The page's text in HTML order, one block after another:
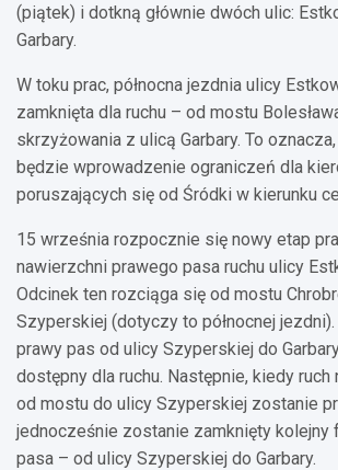
(piątek) i dotkną głównie dwóch ulic:
Garbary.
W toku prac, północna jezdnia ulicy
zamknięta dla ruchu – od mostu
skrzyżowania z ulicą Garbary. To
będzie wprowadzenie ograniczeń dla
poruszających się od Śródki w kierunku
15 września rozpocznie się nowy etap
nawierzchni prawego pasa ruchu ulicy
Odcinek ten rozciąga się od mostu
Szyperskiej (dotyczy to północnej
prawy pas od ulicy Szyperskiej do
dostępny dla ruchu. Następnie, kiedy ruch
od mostu do ulicy Szyperskiej zostanie
jednocześnie zostanie zamknięty kolejny
pasa – od ulicy Szyperskiej do Garbary.